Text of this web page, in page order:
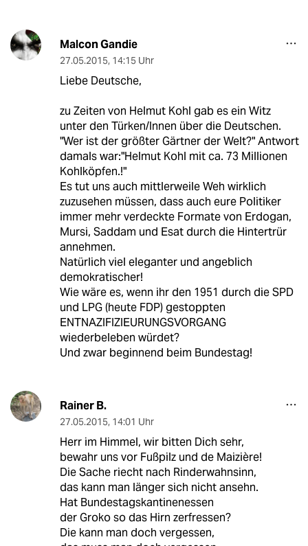
Malcon Gandie
27.05.2015, 14:15 Uhr
Liebe Deutsche,
zu Zeiten von Helmut Kohl gab es ein Witz
unter den Türken/Innen über die Deutschen.
"Wer ist der größter Gärtner der Welt?" Antwort
damals war:"Helmut Kohl mit ca. 73 Millionen
Kohlköpfen.!"
Es tut uns auch mittlerweile Weh wirklich
zuzusehen müssen, dass auch eure Politiker
immer mehr verdeckte Formate von Erdogan,
Mursi, Saddam und Esat durch die Hintertrür
annehmen.
Natürlich viel eleganter und angeblich
demokratischer!
Wie wäre es, wenn ihr den 1951 durch die SPD
und LPG (heute FDP) gestoppten
ENTNAZIFIZIEURUNGSVORGANG
wiederbeleben würdet?
Und zwar beginnend beim Bundestag!
Rainer B.
27.05.2015, 14:01 Uhr
Herr im Himmel, wir bitten Dich sehr,
bewahr uns vor Fußpilz und de Maizière!
Die Sache riecht nach Rinderwahnsinn,
das kann man länger sich nicht ansehn.
Hat Bundestagskantinenessen
der Groko so das Hirn zerfressen?
Die kann man doch vergessen,